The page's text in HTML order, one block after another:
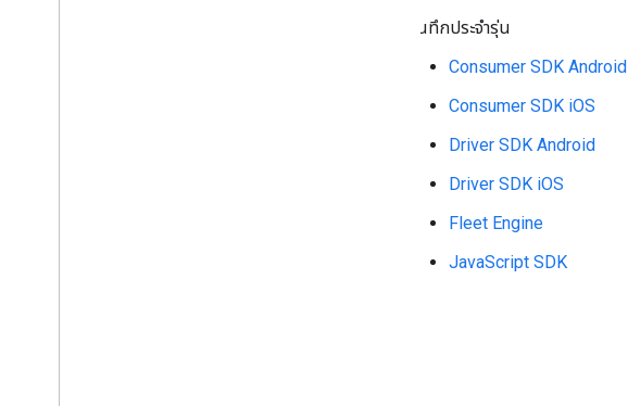
บันทึกประจำรุ่น
Consumer SDK Android
Consumer SDK iOS
Driver SDK Android
Driver SDK iOS
Fleet Engine
JavaScript SDK